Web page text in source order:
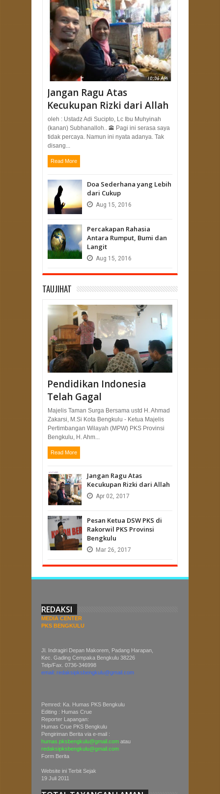
Jangan Ragu Atas
Kecukupan Rizki dari Allah
oleh : Ustadz Adi Sucipto, Lc Ibu Muhyinah
(kanan) Subhanalloh.. 🕋 Pagi ini serasa saya
tidak percaya. Namun ini nyata adanya. Tak
disang...
Read More
Doa Sederhana yang Lebih
dari Cukup
Aug 15, 2016
Percakapan Rahasia
Antara Rumput, Bumi dan
Langit
Aug 15, 2016
TAUJIHAT
Pendidikan Indonesia
Telah Gagal
Majelis Taman Surga Bersama ustd H. Ahmad
Zakarsi, M.Si Kota Bengkulu - Ketua Majelis
Pertimbangan Wilayah (MPW) PKS Provinsi
Bengkulu, H. Ahm...
Read More
Jangan Ragu Atas
Kecukupan Rizki dari Allah
Apr 02, 2017
Pesan Ketua DSW PKS di
Rakorwil PKS Provinsi
Bengkulu
Mar 26, 2017
REDAKSI
MEDIA CENTER
PKS BENGKULU
Jl. Indragiri Depan Makorem, Padang Harapan,
Kec. Gading Cempaka Bengkulu 38226
Telp/Fax. 0736-346998
email: redaksipksbengkulu@gmail.com
Pemred: Ka. Humas PKS Bengkulu
Editing : Humas Crue
Reporter Lapangan:
Humas Crue PKS Bengkulu
Pengiriman Berita via e-mail :
humas.pksbengkulu@gmail.com atau
redaksipksbengkulu@gmail.com
Form Berita
Website ini Terbit Sejak
19 Juli 2011